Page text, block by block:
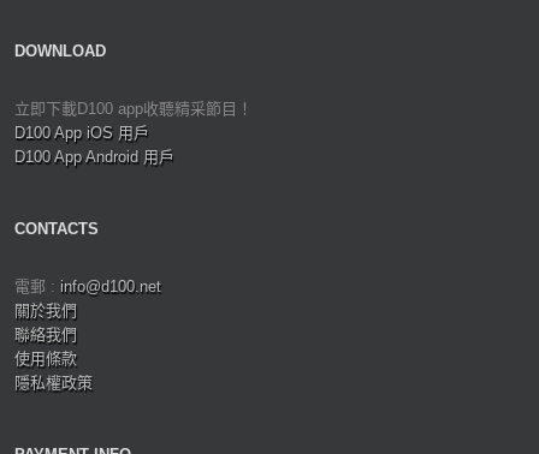
DOWNLOAD
立即下載D100 app收聽精采節目！
D100 App iOS 用戶
D100 App Android 用戶
CONTACTS
電郵 : info@d100.net
關於我們
聯絡我們
使用條款
隱私權政策